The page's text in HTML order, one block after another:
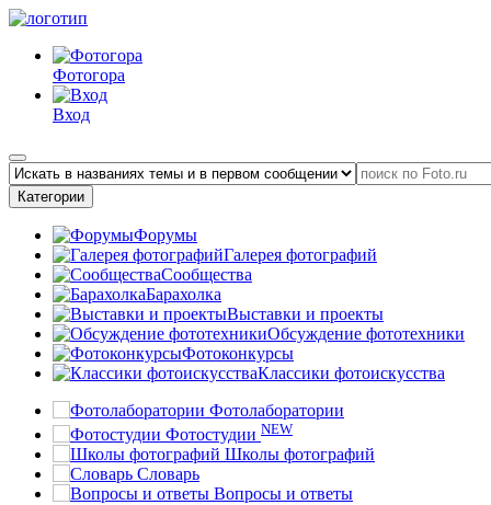
Фотогора
Вход
Категории
Форумы
Галерея фотографий
Сообщества
Барахолка
Выставки и проекты
Обсуждение фототехники
Фотоконкурсы
Классики фотоискусства
Фотолаборатории
Фотостудии NEW
Школы фотографий
Словарь
Вопросы и ответы